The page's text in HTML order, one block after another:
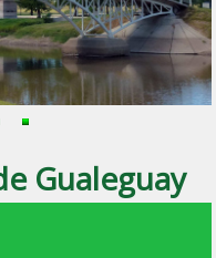
Gualeguay